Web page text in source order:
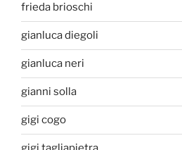
frieda brioschi
gianluca diegoli
gianluca neri
gianni solla
gigi cogo